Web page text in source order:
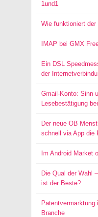
1und1
Wie funktioniert
IMAP bei GMX
Ein DSL
der
Gmail-Konto: Sinn
Lesebestätigung
Der neue OB
schnell via App die
Im Android Market
Die Qual der Wahl
ist der Beste?
Patentvermarktung
Branche